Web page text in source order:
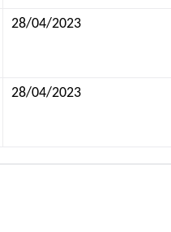
28/04/2023
28/04/2023